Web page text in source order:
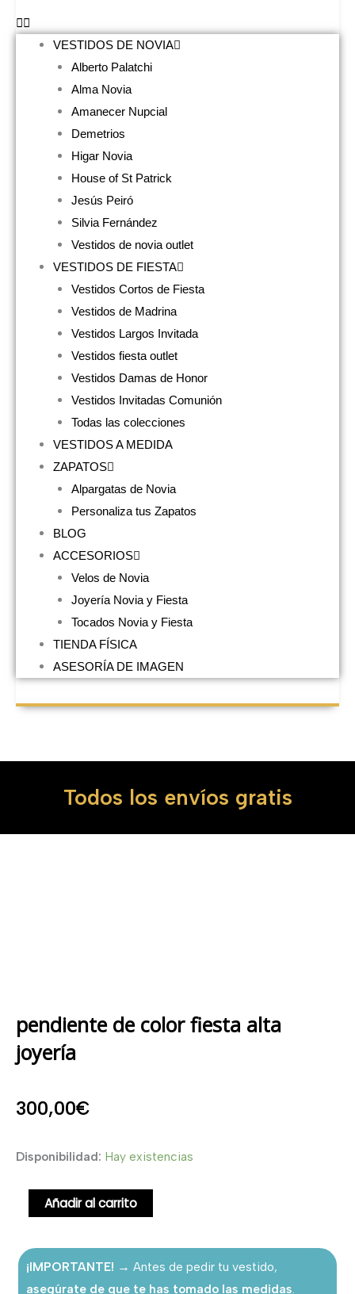
VESTIDOS DE NOVIA
Alberto Palatchi
Alma Novia
Amanecer Nupcial
Demetrios
Higar Novia
House of St Patrick
Jesús Peiró
Silvia Fernández
Vestidos de novia outlet
VESTIDOS DE FIESTA
Vestidos Cortos de Fiesta
Vestidos de Madrina
Vestidos Largos Invitada
Vestidos fiesta outlet
Vestidos Damas de Honor
Vestidos Invitadas Comunión
Todas las colecciones
VESTIDOS A MEDIDA
ZAPATOS
Alpargatas de Novia
Personaliza tus Zapatos
BLOG
ACCESORIOS
Velos de Novia
Joyería Novia y Fiesta
Tocados Novia y Fiesta
TIENDA FÍSICA
ASESORÍA DE IMAGEN
Todos los envíos gratis
pendiente de color fiesta alta
joyería
300,00€
Disponibilidad: Hay existencias
pendiente
fiesta
alta
joyería
cantidad
Añadir al carrito
¡IMPORTANTE! → Antes de pedir tu vestido,
asegúrate de que te has tomado las medidas